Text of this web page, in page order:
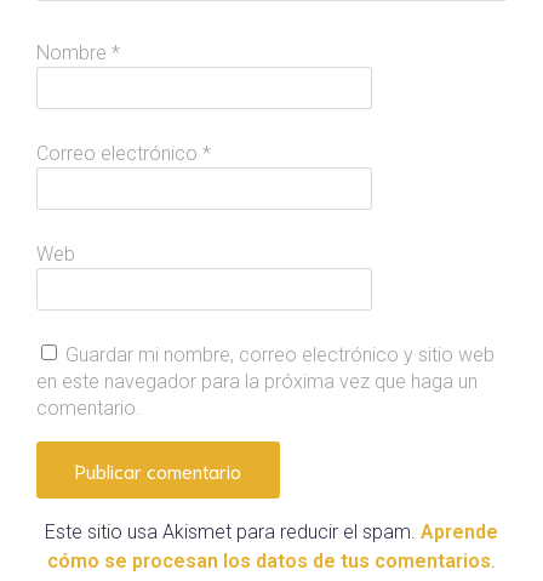
Nombre *
Correo electrónico *
Web
Guardar mi nombre, correo electrónico y sitio web
en este navegador para la próxima vez que haga un
comentario.
Este sitio usa Akismet para reducir el spam. Aprende
cómo se procesan los datos de tus comentarios